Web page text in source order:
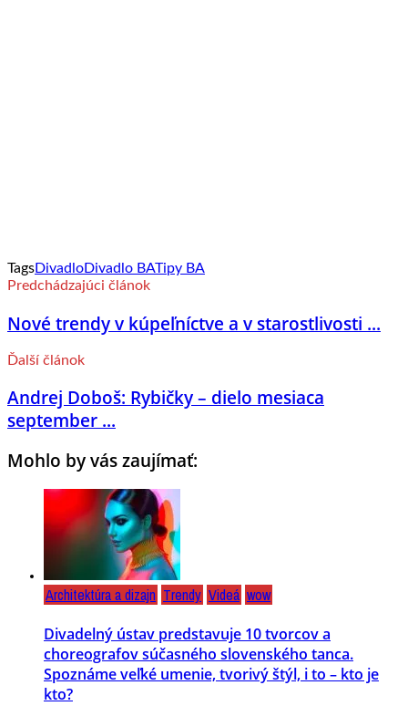
TagsDivadloDivadlo BATipy BA
Predchádzajúci článok
Nové trendy v kúpeľníctve a v starostlivosti ...
Ďalší článok
Andrej Doboš: Rybičky – dielo mesiaca
september ...
Mohlo by vás zaujímať:
Architektúra a dizajn Trendy Videá wow
Divadelný ústav predstavuje 10 tvorcov a
choreografov súčasného slovenského tanca.
Spoznáme veľké umenie, tvorivý štýl, i to – kto je
kto?